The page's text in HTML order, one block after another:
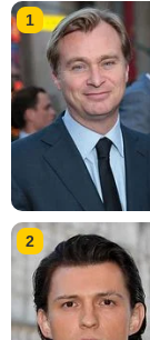
1
2